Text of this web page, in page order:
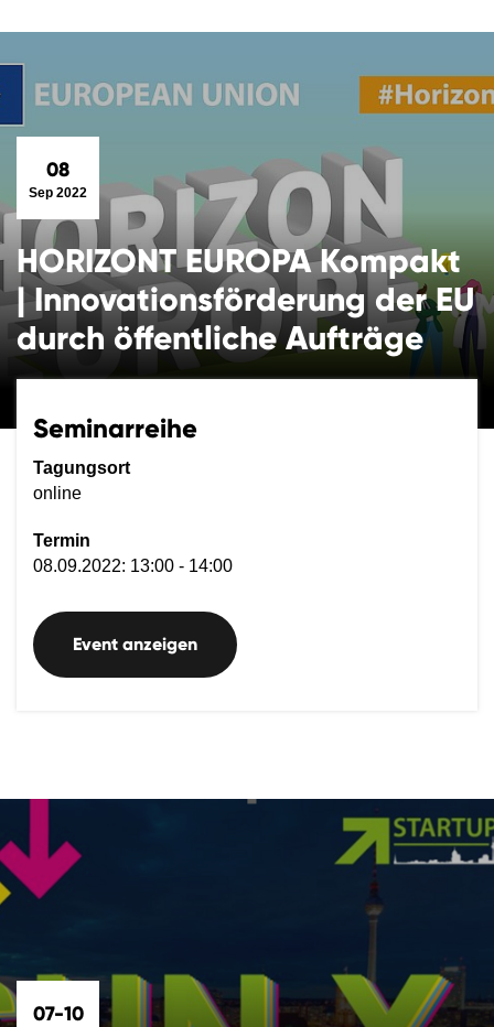
08
Sep 2022
HORIZONT EUROPA Kompakt
| Innovationsförderung der EU
durch öffentliche Aufträge
Seminarreihe
Tagungsort
online
Termin
08.09.2022: 13:00 - 14:00
Event anzeigen
07-10